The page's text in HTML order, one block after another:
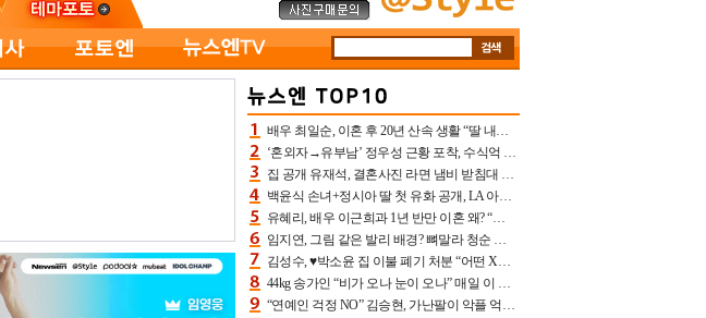
배우 최일순, 이혼 후 20년 산속 생활 “딸 내가 버렸다고 원망‥맘 아파”(특종)[어제TV]
‘혼외자→유부남’ 정우성 근황 포착, 수식억 해킹 피해 후배 만났다 “존경하는”
집 공개 유재석, 결혼사진 라면 냄비 받침대 되고 분노‥가족사진도 피해(놀뭐)[어제TV]
백윤식 손녀+정시아 딸 첫 유화 공개, LA 아트쇼→서울국제조각페스타 작가다운 수준급 실력
유혜리, 배우 이근희과 1년 반만 이혼 왜? “식칼 꽂고 의자 던져” 충격 폭로(특종)[어제TV]
임지연, 그림 같은 발리 배경? 뼈말라 청순 비키니 핏에 상대 안 되네
김성수, ♥박소윤 집 이불 폐기 처분 “어떤 X이랑 썼을지 몰라” 질투(신랑수업2)[어제TV]
44kg 송가인 “비가 오나 눈이 오나” 매일 이 운동, 허벅지 근육량 상승+체지방 감소
“연예인 걱정 NO” 김승현, 가난팔이 악플 억울할만‥아내+딸과 日 여행